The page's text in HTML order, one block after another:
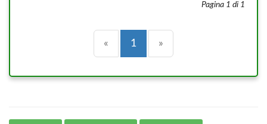
Pagina 1 di 1
« Precedente
1 (current)
»